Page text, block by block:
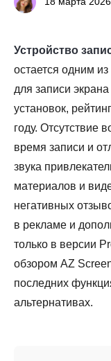
Устройство
остается одним
для записи
установок,
году. Отсутствие
время записи и
звука
материалов и
негативных
в рекламе и
только в версии
обзором AZ
последних
альтернативах.